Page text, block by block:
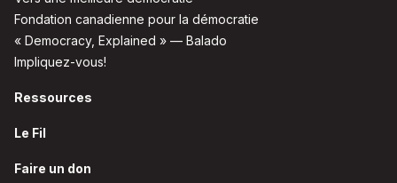
Fondation canadienne pour la démocratie
« Democracy, Explained » — Balado
Impliquez-vous!
Ressources
Le Fil
Faire un don